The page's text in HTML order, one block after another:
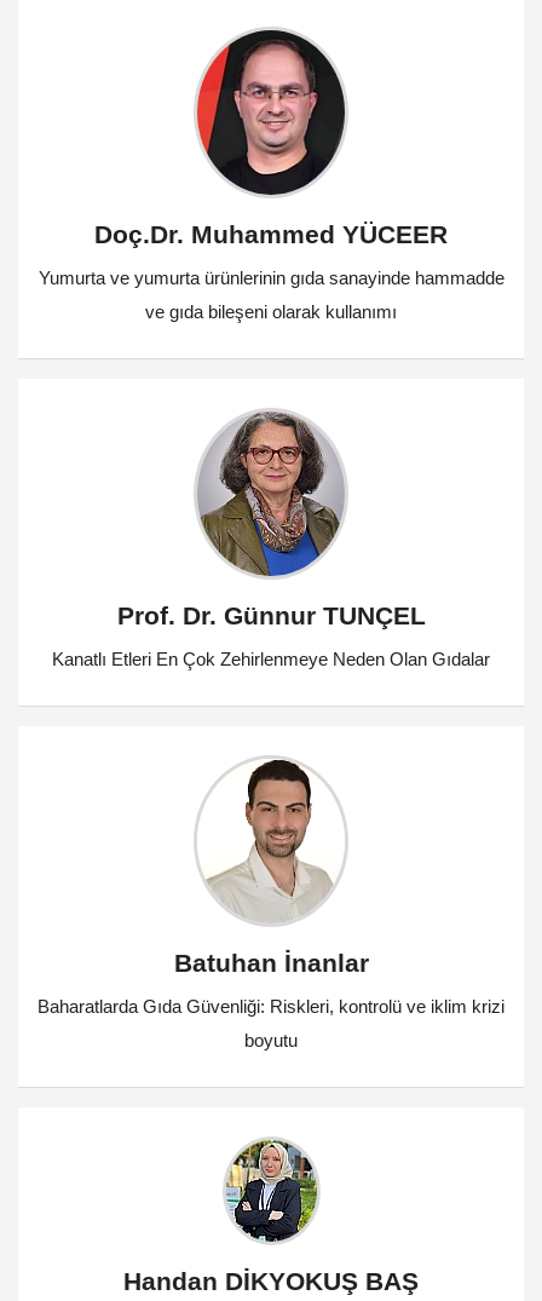
Doç.Dr. Muhammed YÜCEER
Yumurta ve yumurta ürünlerinin gıda sanayinde hammadde
ve gıda bileşeni olarak kullanımı
Prof. Dr. Günnur TUNÇEL
Kanatlı Etleri En Çok Zehirlenmeye Neden Olan Gıdalar
Batuhan İnanlar
Baharatlarda Gıda Güvenliği: Riskleri, kontrolü ve iklim krizi
boyutu
Handan DİKYOKUŞ BAŞ